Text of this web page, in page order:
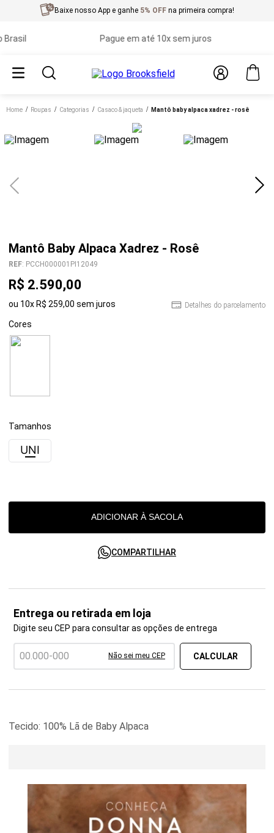
Baixe nosso App e ganhe 5% OFF na primeira compra!
Pague em até 10x sem juros
Home roupas categorias casaco & jaqueta mantô baby alpaca xadrez - rosê
Mantô Baby Alpaca Xadrez - Rosê
REF: PCCH000001PI12049
R$ 2.590,00
ou 10x R$ 259,00 sem juros Detalhes do parcelamento
Cores
Tamanhos
UNI
ADICIONAR À SACOLA
COMPARTILHAR
Entrega ou retirada em loja
Digite seu CEP para consultar as opções de entrega
Não sei meu CEP
Tecido: 100% Lã de Baby Alpaca